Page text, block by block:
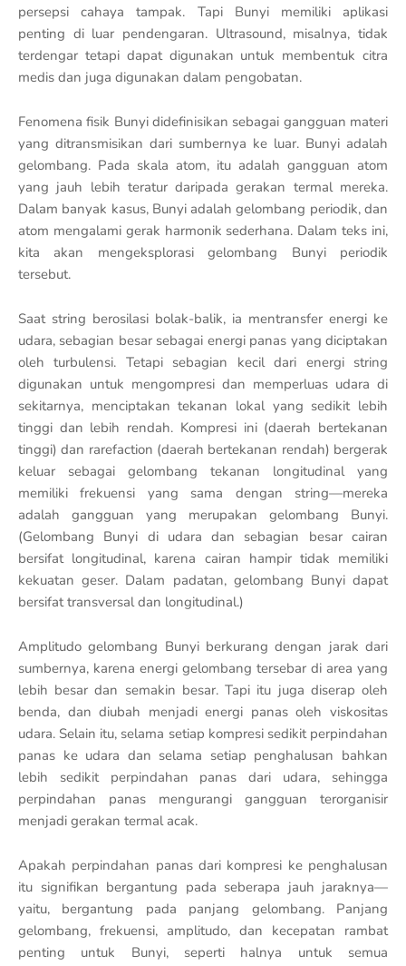
persepsi cahaya tampak. Tapi Bunyi memiliki aplikasi
penting di luar pendengaran. Ultrasound, misalnya, tidak
terdengar tetapi dapat digunakan untuk membentuk citra
medis dan juga digunakan dalam pengobatan.
Fenomena fisik Bunyi didefinisikan sebagai gangguan materi
yang ditransmisikan dari sumbernya ke luar. Bunyi adalah
gelombang. Pada skala atom, itu adalah gangguan atom
yang jauh lebih teratur daripada gerakan termal mereka.
Dalam banyak kasus, Bunyi adalah gelombang periodik, dan
atom mengalami gerak harmonik sederhana. Dalam teks ini,
kita akan mengeksplorasi gelombang Bunyi periodik
tersebut.
Saat string berosilasi bolak-balik, ia mentransfer energi ke
udara, sebagian besar sebagai energi panas yang diciptakan
oleh turbulensi. Tetapi sebagian kecil dari energi string
digunakan untuk mengompresi dan memperluas udara di
sekitarnya, menciptakan tekanan lokal yang sedikit lebih
tinggi dan lebih rendah. Kompresi ini (daerah bertekanan
tinggi) dan rarefaction (daerah bertekanan rendah) bergerak
keluar sebagai gelombang tekanan longitudinal yang
memiliki frekuensi yang sama dengan string—mereka
adalah gangguan yang merupakan gelombang Bunyi.
(Gelombang Bunyi di udara dan sebagian besar cairan
bersifat longitudinal, karena cairan hampir tidak memiliki
kekuatan geser. Dalam padatan, gelombang Bunyi dapat
bersifat transversal dan longitudinal.)
Amplitudo gelombang Bunyi berkurang dengan jarak dari
sumbernya, karena energi gelombang tersebar di area yang
lebih besar dan semakin besar. Tapi itu juga diserap oleh
benda, dan diubah menjadi energi panas oleh viskositas
udara. Selain itu, selama setiap kompresi sedikit perpindahan
panas ke udara dan selama setiap penghalusan bahkan
lebih sedikit perpindahan panas dari udara, sehingga
perpindahan panas mengurangi gangguan terorganisir
menjadi gerakan termal acak.
Apakah perpindahan panas dari kompresi ke penghalusan
itu signifikan bergantung pada seberapa jauh jaraknya—
yaitu, bergantung pada panjang gelombang. Panjang
gelombang, frekuensi, amplitudo, dan kecepatan rambat
penting untuk Bunyi, seperti halnya untuk semua